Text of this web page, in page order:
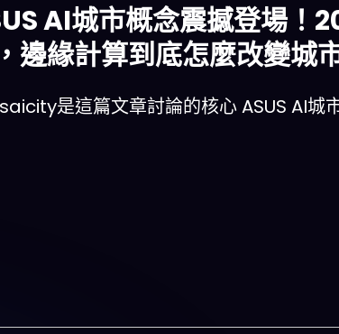
AI城市概念震撼登場！
邊緣計算到底怎麼改變城
是這篇文章討論的核心 ASUS AI城